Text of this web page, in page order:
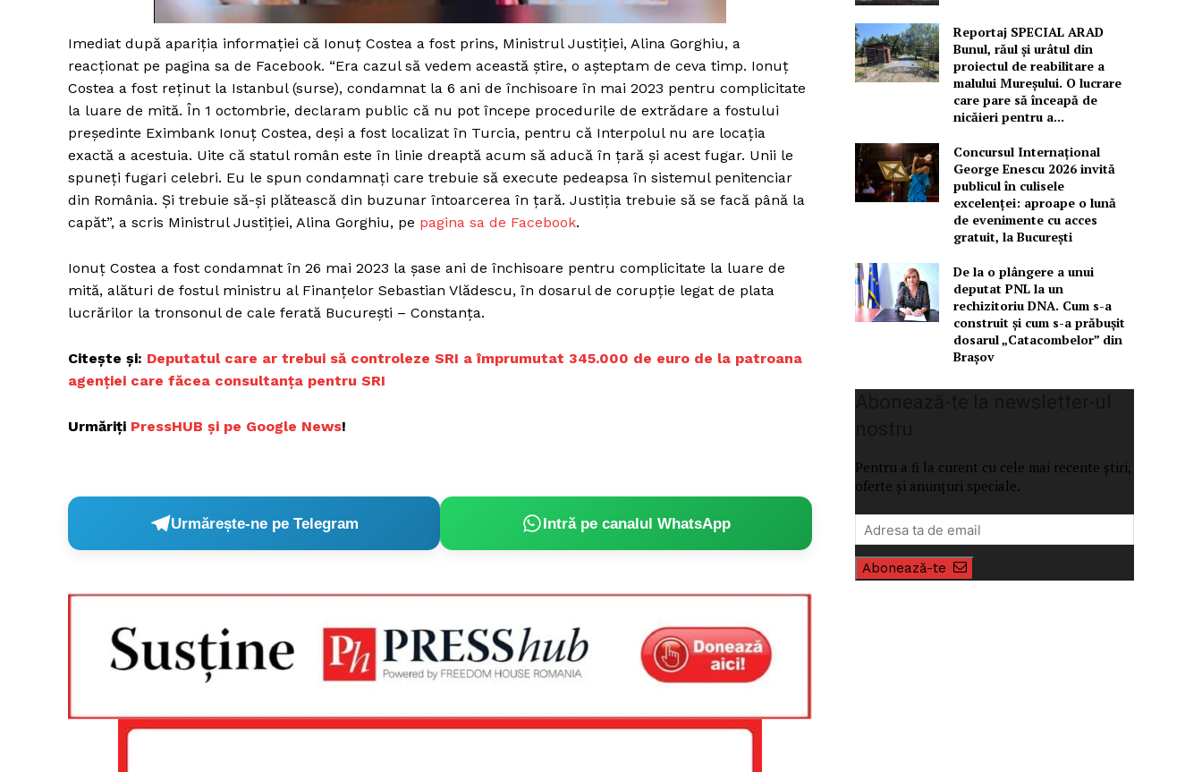
Un proiect
FREEDOM HOUSE
ROMÂNIA
Proiecte editoriale
Rețea
Contact
Imediat după apariția informației că Ionuț Costea a fost prins, Ministrul Justiției, Alina Gorghiu, a
reacționat pe pagina sa de Facebook. “Era cazul să vedem această știre, o așteptam de ceva timp. Ionuț
Costea a fost reținut la Istanbul (surse), condamnat la 6 ani de închisoare în mai 2023 pentru complicitate
la luare de mită. În 1 octombrie, declaram public că nu pot începe procedurile de extrădare a fostului
preşedinte Eximbank Ionuţ Costea, deşi a fost localizat în Turcia, pentru că Interpolul nu are locaţia
exactă a acestuia. Uite că statul român este în linie dreaptă acum să aducă în țară și acest fugar. Unii le
spuneți fugari celebri. Eu le spun condamnați care trebuie să execute pedeapsa în sistemul penitenciar
din România. Și trebuie să-și plătească din buzunar întoarcerea în țară. Justiția trebuie să se facă până la
capăt”, a scris Ministrul Justiției, Alina Gorghiu, pe pagina sa de Facebook.
Ionuţ Costea a fost condamnat în 26 mai 2023 la șase ani de închisoare pentru complicitate la luare de
mită, alături de fostul ministru al Finanţelor Sebastian Vlădescu, în dosarul de corupţie legat de plata
lucrărilor la tronsonul de cale ferată Bucureşti – Constanţa.
Citește și: Deputatul care ar trebui să controleze SRI a împrumutat 345.000 de euro de la patroana
agenției care făcea consultanța pentru SRI
Urmăriți PressHUB și pe Google News!
Urmărește-ne pe Telegram Intră pe canalul WhatsApp
Reportaj SPECIAL ARAD
Bunul, răul și urâtul din
proiectul de reabilitare a
malului Mureșului. O lucrare
care pare să înceapă de
nicăieri pentru a...
Concursul Internațional
George Enescu 2026 invită
publicul în culisele
excelenței: aproape o lună
de evenimente cu acces
gratuit, la București
De la o plângere a unui
deputat PNL la un
rechizitoriu DNA. Cum s-a
construit și cum s-a prăbușit
dosarul „Catacombelor” din
Brașov
Pentru a fi la curent cu cele mai recente știri,
oferte și anunțuri speciale.
Abonează-te